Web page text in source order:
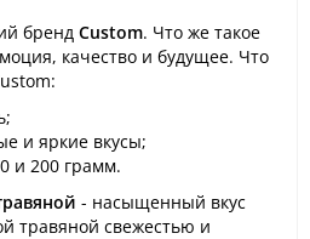
бренд Custom. Что же такое
качество и будущее. Что
и яркие вкусы;
и 200 грамм.
- насыщенный вкус
травяной свежестью и